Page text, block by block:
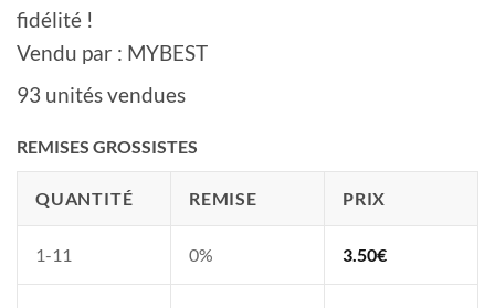
fidélité !
Vendu par : MYBEST
93 unités vendues
REMISES GROSSISTES
QUANTITÉ REMISE PRIX
1-11 0% 3.50€